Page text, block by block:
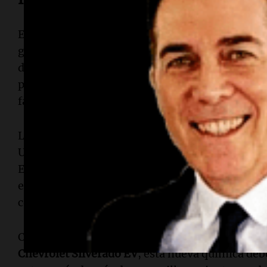
El lanzamiento irregular de EVs por parte de
general de la industria de baterías en EE.UU.,
durante las últimas décadas. Las startups
promesas, y la intensa competencia de
fabricantes a replantear sus planes.
La presión ha llevado a GM a acortar la vida útil
Ultium. Aunque esta no desaparecerá, se
En su lugar, GM está desarrollando LMR, que
energéticamente como NMC (níquel-
comparable a químicas más baratas como
Cuando GM presentó LMR el año pasado
,
Chevrolet Silverado EV, esta nueva química